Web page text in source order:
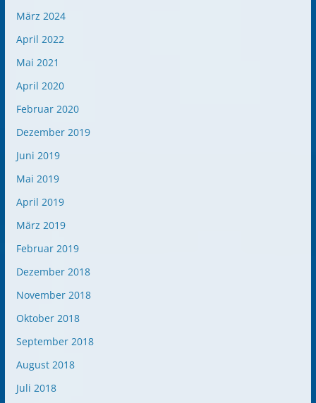
März 2024
April 2022
Mai 2021
April 2020
Februar 2020
Dezember 2019
Juni 2019
Mai 2019
April 2019
März 2019
Februar 2019
Dezember 2018
November 2018
Oktober 2018
September 2018
August 2018
Juli 2018